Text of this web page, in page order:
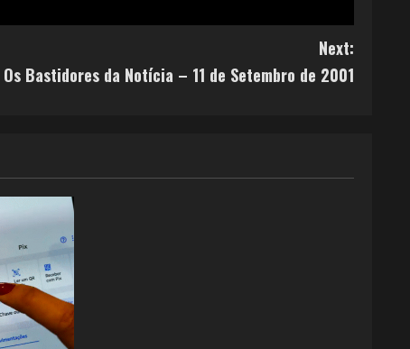
Next:
Os Bastidores da Notícia – 11 de Setembro de 2001